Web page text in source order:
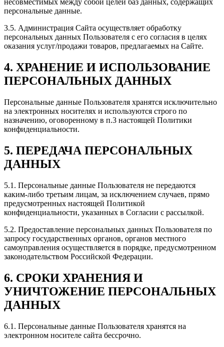
несовместимых между собой целей баз данных, содержащих
персональные данные.
3.5. Администрация Сайта осуществляет обработку
персональных данных Пользователя с его согласия в целях
оказания услуг/продажи товаров, предлагаемых на Сайте.
4. ХРАНЕНИЕ И ИСПОЛЬЗОВАНИЕ
ПЕРСОНАЛЬНЫХ ДАННЫХ
Персональные данные Пользователя хранятся исключительно
на электронных носителях и используются строго по
назначению, оговоренному в п.3 настоящей Политики
конфиденциальности.
5. ПЕРЕДАЧА ПЕРСОНАЛЬНЫХ
ДАННЫХ
5.1. Персональные данные Пользователя не передаются
каким-либо третьим лицам, за исключением случаев, прямо
предусмотренных настоящей Политикой
конфиденциальности, указанных в Согласии с рассылкой.
5.2. Предоставление персональных данных Пользователя по
запросу государственных органов, органов местного
самоуправления осуществляется в порядке, предусмотренном
законодательством Российской Федерации.
6. СРОКИ ХРАНЕНИЯ И
УНИЧТОЖЕНИЕ ПЕРСОНАЛЬНЫХ
ДАННЫХ
6.1. Персональные данные Пользователя хранятся на
электронном носителе сайта бессрочно.